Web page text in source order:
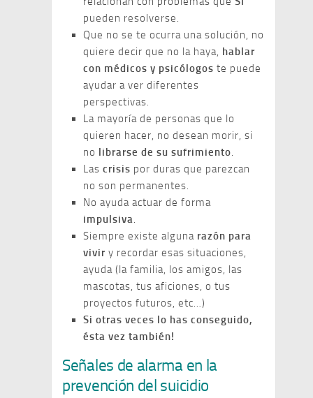
pueden resolverse.
Que no se te ocurra una solución, no
quiere decir que no la haya, hablar
con médicos y psicólogos te puede
ayudar a ver diferentes
perspectivas.
La mayoría de personas que lo
quieren hacer, no desean morir, si
no
librarse de su sufrimiento.
Las crisis por duras que parezcan
no son permanentes.
No ayuda actuar de forma
impulsiva.
Siempre existe alguna razón para
vivir y recordar esas situaciones,
ayuda (la familia, los amigos, las
mascotas, tus aficiones, o tus
proyectos futuros, etc…)
Si otras veces lo has conseguido,
ésta vez también!
Señales de alarma en la
prevención del suicidio